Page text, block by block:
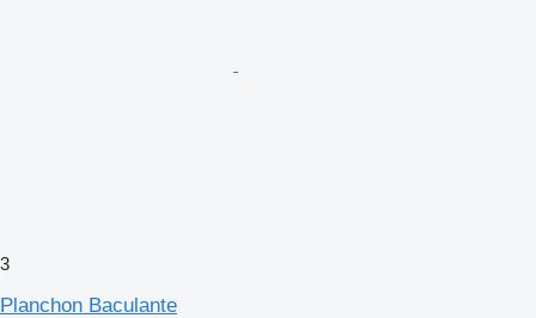
3
Planchon Baculante